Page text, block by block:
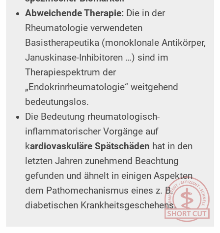
Abweichende Therapie: Die in der
Rheumatologie verwendeten
Basistherapeutika (monoklonale Antikörper,
Januskinase-Inhibitoren …) sind im
Therapiespektrum der
„Endokrinrheumatologie“ weitgehend
bedeutungslos.
Die Bedeutung rheumatologisch-
inflammatorischer Vorgänge auf
kardiovaskuläre Spätschäden hat in den
letzten Jahren zunehmend Beachtung
gefunden und ähnelt in einigen Aspekten
dem Pathomechanismus eines z. B.
diabetischen Krankheitsgeschehens.